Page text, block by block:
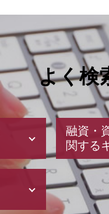
よく検
融資・
関する
会社
創業計
会社